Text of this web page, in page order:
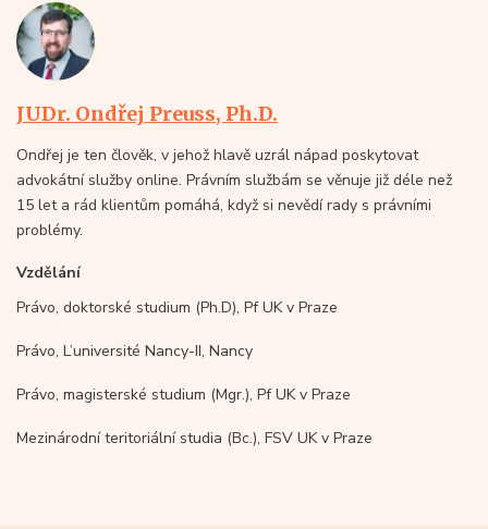
JUDr. Ondřej Preuss, Ph.D.
Ondřej je ten člověk, v jehož hlavě uzrál nápad poskytovat
advokátní služby online. Právním službám se věnuje již déle než
15 let a rád klientům pomáhá, když si nevědí rady s právními
problémy.
Vzdělání
Právo, doktorské studium (Ph.D), Pf UK v Praze
Právo, L’université Nancy-II, Nancy
Právo, magisterské studium (Mgr.), Pf UK v Praze
Mezinárodní teritoriální studia (Bc.), FSV UK v Praze